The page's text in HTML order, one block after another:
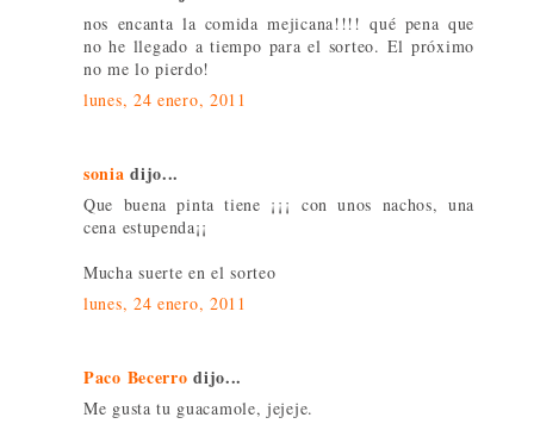
nos encanta la comida mejicana!!!! qué pena que
no he llegado a tiempo para el sorteo. El próximo
no me lo pierdo!
lunes, 24 enero, 2011
sonia dijo...
Que buena pinta tiene ¡¡¡ con unos nachos, una
cena estupenda¡¡
Mucha suerte en el sorteo
lunes, 24 enero, 2011
Paco Becerro dijo...
Me gusta tu guacamole, jejeje.